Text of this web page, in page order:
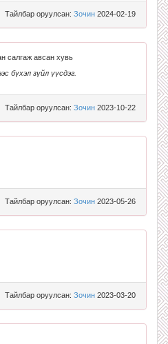
Тайлбар оруулсан: Зочин 2024-02-19
салгаж авсан хувь
бүхэл зүйл үүсдэг.
Тайлбар оруулсан: Зочин 2023-10-22
Тайлбар оруулсан: Зочин 2023-05-26
Тайлбар оруулсан: Зочин 2023-03-20